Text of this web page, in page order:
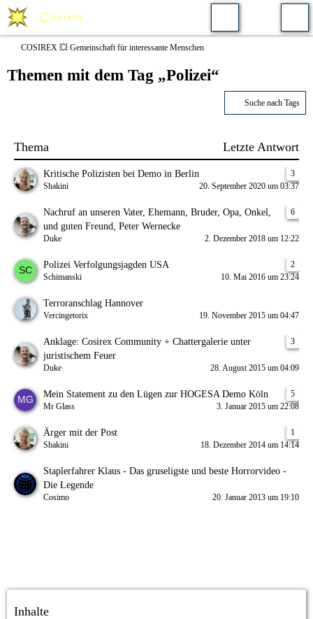
COSIREX 💥 Gemeinschaft für interessante Menschen
Themen mit dem Tag „Polizei“
Suche nach Tags
Thema Letzte Antwort
Kritische Polizisten bei Demo in Berlin
3
Shakini
20. September 2020 um 03:37
Nachruf an unseren Vater, Ehemann, Bruder, Opa, Onkel,
und guten Freund, Peter Wernecke
6
Duke 2. Dezember 2018 um 12:22
Polizei Verfolgungsjagden USA
2
Schimanski
10. Mai 2016 um 23:24
Terroranschlag Hannover
Vercingetorix 19. November 2015 um 04:47
Anklage: Cosirex Community + Chattergalerie unter
juristischem Feuer
3
Duke 28. August 2015 um 04:09
Mein Statement zu den Lügen zur HOGESA Demo Köln
5
Mr Glass
3. Januar 2015 um 22:08
Ärger mit der Post
1
Shakini
18. Dezember 2014 um 14:14
Staplerfahrer Klaus - Das gruseligste und beste Horrorvideo -
Die Legende
Cosimo 20. Januar 2013 um 19:10
Inhalte